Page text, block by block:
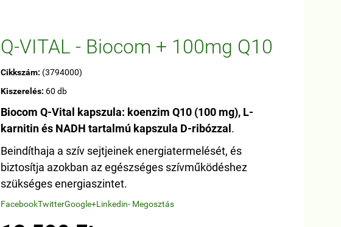
Q-VITAL - Biocom + 100mg Q10
Cikkszám: (3794000)
Kiszerelés: 60 db
Biocom Q-Vital kapszula: koenzim Q10 (100 mg), L-
karnitin és NADH tartalmú kapszula D-ribózzal .
Beindíthaja a szív sejtjeinek energiatermelését, és
biztosítja azokban az egészséges szívműködéshez
szükséges energiaszintet.
FacebookTwitterGoogle+Linkedin- Megosztás